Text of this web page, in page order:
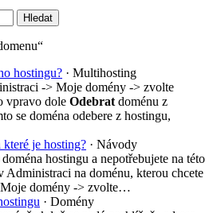
hostingu? · Multihosting
-> Moje domény -> zvolte
vpravo dole Odebrat doménu z
se doména odebere z hostingu,
které je hosting? · Návody
hostingu a nepotřebujete na této
Administraci na doménu, kterou chcete
domény -> zvolte…
· Domény